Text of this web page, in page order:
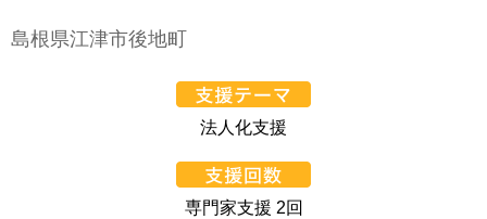
島根県江津市後地町
法人化支援
専門家支援 2回